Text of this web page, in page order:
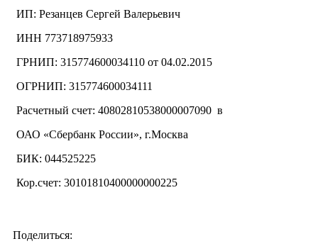
ИП: Резанцев Сергей Валерьевич
ИНН 773718975933
ГРНИП: 315774600034110 от 04.02.2015
ОГРНИП: 315774600034111
Расчетный счет: 40802810538000007090 в
ОАО «Сбербанк России», г.Москва
БИК: 044525225
Кор.счет: 30101810400000000225
Поделиться: